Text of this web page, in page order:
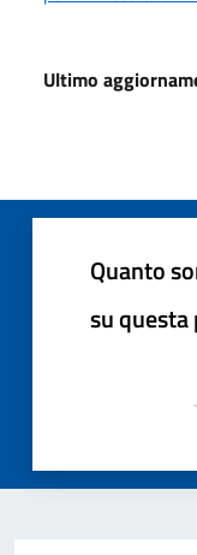
Ultimo
Quanto
su questa